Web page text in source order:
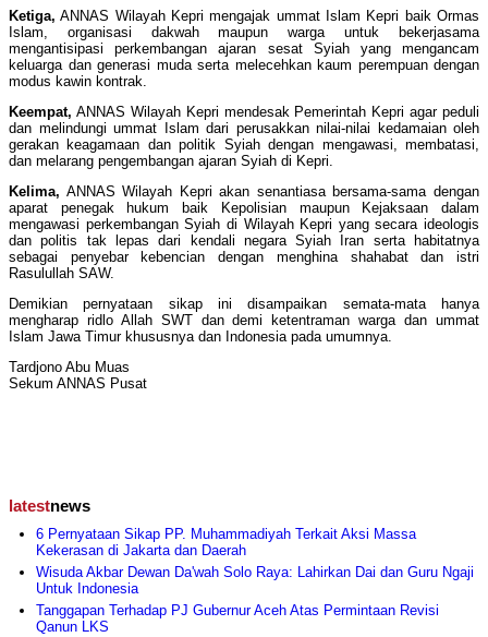
Ketiga, ANNAS Wilayah Kepri mengajak ummat Islam Kepri baik Ormas
Islam, organisasi dakwah maupun warga untuk bekerjasama
mengantisipasi perkembangan ajaran sesat Syiah yang mengancam
keluarga dan generasi muda serta melecehkan kaum perempuan dengan
modus kawin kontrak.
Keempat, ANNAS Wilayah Kepri mendesak Pemerintah Kepri agar peduli
dan melindungi ummat Islam dari perusakkan nilai-nilai kedamaian oleh
gerakan keagamaan dan politik Syiah dengan mengawasi, membatasi,
dan melarang pengembangan ajaran Syiah di Kepri.
Kelima, ANNAS Wilayah Kepri akan senantiasa bersama-sama dengan
aparat penegak hukum baik Kepolisian maupun Kejaksaan dalam
mengawasi perkembangan Syiah di Wilayah Kepri yang secara ideologis
dan politis tak lepas dari kendali negara Syiah Iran serta habitatnya
sebagai penyebar kebencian dengan menghina shahabat dan istri
Rasulullah SAW.
Demikian pernyataan sikap ini disampaikan semata-mata hanya
mengharap ridlo Allah SWT dan demi ketentraman warga dan ummat
Islam Jawa Timur khususnya dan Indonesia pada umumnya.
Tardjono Abu Muas
Sekum ANNAS Pusat
latestnews
6 Pernyataan Sikap PP. Muhammadiyah Terkait Aksi Massa
Kekerasan di Jakarta dan Daerah
Wisuda Akbar Dewan Da'wah Solo Raya: Lahirkan Dai dan Guru Ngaji
Untuk Indonesia
Tanggapan Terhadap PJ Gubernur Aceh Atas Permintaan Revisi
Qanun LKS